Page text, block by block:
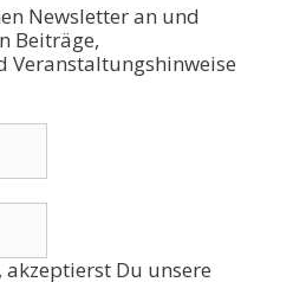
Newsletter an und
Beiträge,
Veranstaltungshinweise
Du unsere